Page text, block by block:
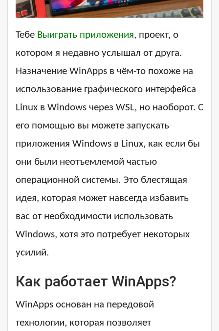
Тебе Выиграть приложения, проект, о
котором я недавно услышал от друга.
Назначение WinApps в чём-то похоже на
использование графического интерфейса
Linux в Windows через WSL, но наоборот. С
его помощью вы можете запускать
приложения Windows в Linux, как если бы
они были неотъемлемой частью
операционной системы. Это блестящая
идея, которая может навсегда избавить
вас от необходимости использовать
Windows, хотя это потребует некоторых
усилий.
Как работает WinApps?
WinApps основан на передовой
технологии, которая позволяет